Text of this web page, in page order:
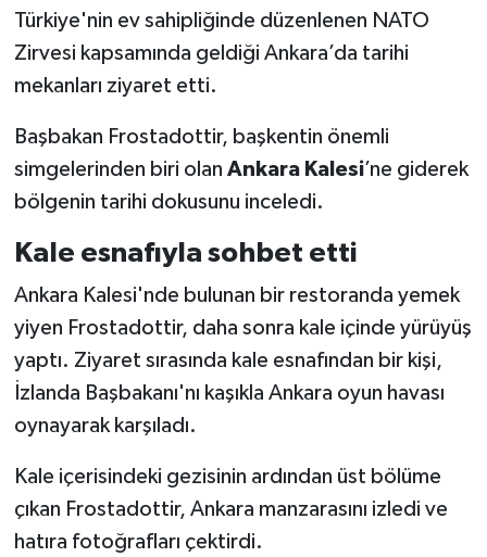
Türkiye'nin ev sahipliğinde düzenlenen NATO
Zirvesi kapsamında geldiği Ankara’da tarihi
mekanları ziyaret etti.
Başbakan Frostadottir, başkentin önemli
simgelerinden biri olan Ankara Kalesi’ne giderek
bölgenin tarihi dokusunu inceledi.
Kale esnafıyla sohbet etti
Ankara Kalesi'nde bulunan bir restoranda yemek
yiyen Frostadottir, daha sonra kale içinde yürüyüş
yaptı. Ziyaret sırasında kale esnafından bir kişi,
İzlanda Başbakanı'nı kaşıkla Ankara oyun havası
oynayarak karşıladı.
Kale içerisindeki gezisinin ardından üst bölüme
çıkan Frostadottir, Ankara manzarasını izledi ve
hatıra fotoğrafları çektirdi.
Spor
Vasıta
Yaşam